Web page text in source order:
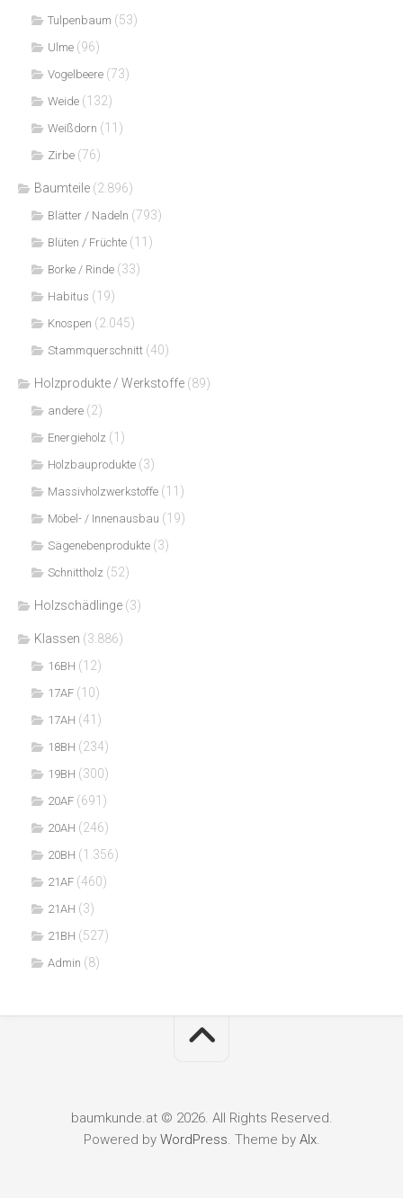
Tulpenbaum (53)
Ulme (96)
Vogelbeere (73)
Weide (132)
Weißdorn (11)
Zirbe (76)
Baumteile (2.896)
Blätter / Nadeln (793)
Blüten / Früchte (11)
Borke / Rinde (33)
Habitus (19)
Knospen (2.045)
Stammquerschnitt (40)
Holzprodukte / Werkstoffe (89)
andere (2)
Energieholz (1)
Holzbauprodukte (3)
Massivholzwerkstoffe (11)
Möbel- / Innenausbau (19)
Sägenebenprodukte (3)
Schnittholz (52)
Holzschädlinge (3)
Klassen (3.886)
16BH (12)
17AF (10)
17AH (41)
18BH (234)
19BH (300)
20AF (691)
20AH (246)
20BH (1.356)
21AF (460)
21AH (3)
21BH (527)
Admin (8)
baumkunde.at © 2026. All Rights Reserved.
Powered by WordPress. Theme by Alx.